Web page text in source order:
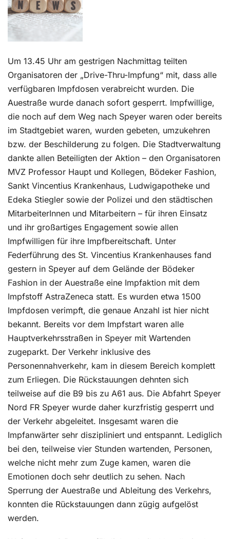
Um 13.45 Uhr am gestrigen Nachmittag teilten
Organisatoren der „Drive-Thru-Impfung“ mit, dass alle
verfügbaren Impfdosen verabreicht wurden. Die
Auestraße wurde danach sofort gesperrt. Impfwillige,
die noch auf dem Weg nach Speyer waren oder bereits
im Stadtgebiet waren, wurden gebeten, umzukehren
bzw. der Beschilderung zu folgen. Die Stadtverwaltung
dankte allen Beteiligten der Aktion – den Organisatoren
MVZ Professor Haupt und Kollegen, Bödeker Fashion,
Sankt Vincentius Krankenhaus, Ludwigapotheke und
Edeka Stiegler sowie der Polizei und den städtischen
MitarbeiterInnen und Mitarbeitern – für ihren Einsatz
und ihr großartiges Engagement sowie allen
Impfwilligen für ihre Impfbereitschaft. Unter
Federführung des St. Vincentius Krankenhauses fand
gestern in Speyer auf dem Gelände der Bödeker
Fashion in der Auestraße eine Impfaktion mit dem
Impfstoff AstraZeneca statt. Es wurden etwa 1500
Impfdosen verimpft, die genaue Anzahl ist hier nicht
bekannt. Bereits vor dem Impfstart waren alle
Hauptverkehrsstraßen in Speyer mit Wartenden
zugeparkt. Der Verkehr inklusive des
Personennahverkehr, kam in diesem Bereich komplett
zum Erliegen. Die Rückstauungen dehnten sich
teilweise auf die B9 bis zu A61 aus. Die Abfahrt Speyer
Nord FR Speyer wurde daher kurzfristig gesperrt und
der Verkehr abgeleitet. Insgesamt waren die
Impfanwärter sehr diszipliniert und entspannt. Lediglich
bei den, teilweise vier Stunden wartenden, Personen,
welche nicht mehr zum Zuge kamen, waren die
Emotionen doch sehr deutlich zu sehen. Nach
Sperrung der Auestraße und Ableitung des Verkehrs,
konnten die Rückstauungen dann zügig aufgelöst
werden.